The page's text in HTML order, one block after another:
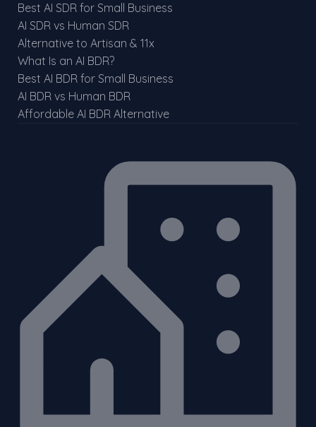
Best AI SDR for Small Business
AI SDR vs Human SDR
Alternative to Artisan & 11x
What Is an AI BDR?
Best AI BDR for Small Business
AI BDR vs Human BDR
Affordable AI BDR Alternative